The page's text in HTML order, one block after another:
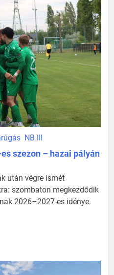
NB III
szezon – hazai pályán
után végre ismét
szombaton megkezdődik
2026–2027-es idénye.